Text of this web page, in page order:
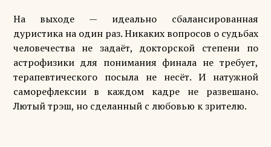
На выходе — идеально сбалансированная
дуристика на один раз. Никаких вопросов о судьбах
человечества не задаёт, докторской степени по
астрофизики для понимания финала не требует,
терапевтического посыла не несёт. И натужной
саморефлексии в каждом кадре не развешано.
Лютый трэш, но сделанный с любовью к зрителю.